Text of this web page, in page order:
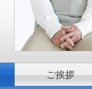
ご挨拶